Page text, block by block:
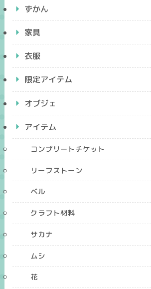
ずかん
家具
衣服
限定アイテム
オブジェ
アイテム
コンプリートチケット
リーフストーン
ベル
クラフト材料
サカナ
ムシ
花